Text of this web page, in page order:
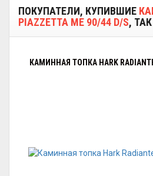
ПОКУПАТЕЛИ, КУПИВШИЕ
PIAZZETTA ME 90/44 D/S,
КАМИННАЯ ТОПКА HARK